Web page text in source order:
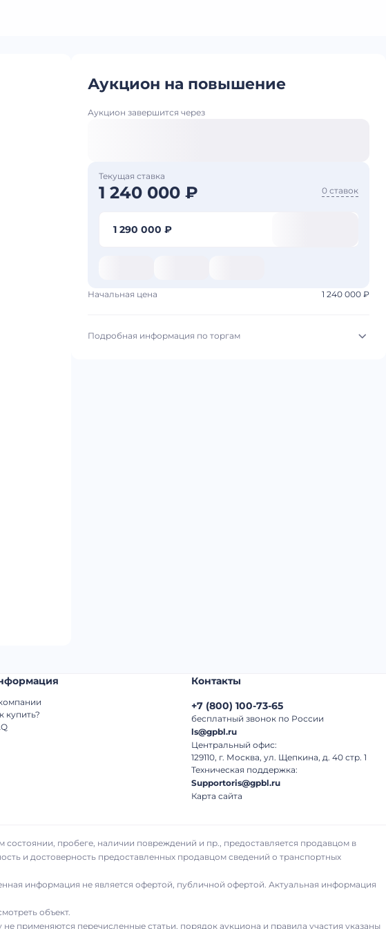
Аукцион на повышение
Аукцион завершится через
Текущая ставка
1 240 000 ₽ 0 ставок
1 290 000 ₽
Начальная цена 1 240 000 ₽
Подробная информация по торгам
купить?
Контакты
+7 (800) 100-73-65
бесплатный звонок по России
ls@gpbl.ru
Центральный офис:
129110, г. Москва, ул. Щепкина, д. 40 стр. 1
Техническая поддержка:
Supportoris@gpbl.ru
Карта сайта
пробеге, наличии повреждений и пр., предоставляется продавцом в
и достоверность предоставленных продавцом сведений о транспортных
информация не является офертой, публичной офертой. Актуальная информация
объект.
применяются перечисленные статьи, порядок аукциона и правила участия указаны